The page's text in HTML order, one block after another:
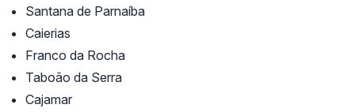
Santana de Parnaíba
Caierias
Franco da Rocha
Taboão da Serra
Cajamar